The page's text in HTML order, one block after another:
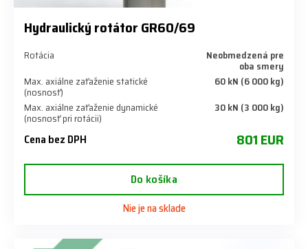
Hydraulický rotátor GR60/69
Rotácia Neobmedzená pre
oba smery
Max. axiálne zaťaženie statické
(nosnosť)
60 kN (6 000 kg)
Max. axiálne zaťaženie dynamické
(nosnosť pri rotácii)
30 kN (3 000 kg)
Cena bez DPH 801 EUR
Do košíka
Nie je na sklade